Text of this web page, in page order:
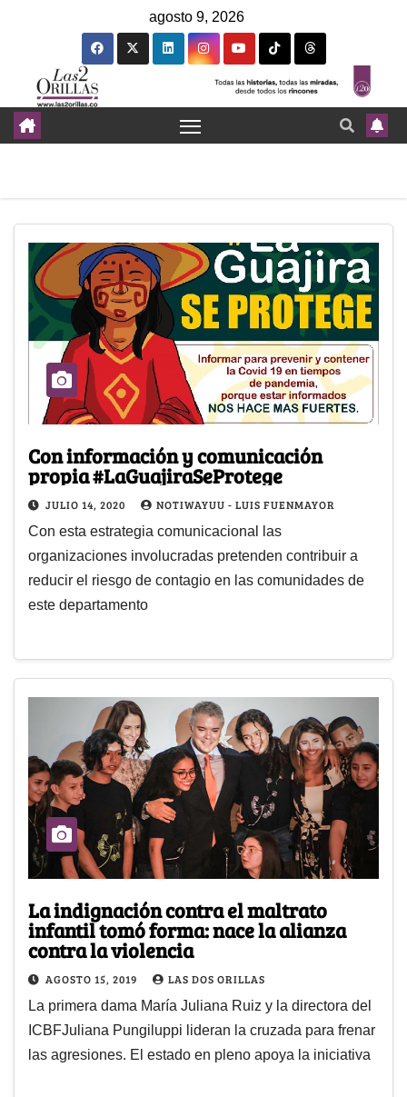
agosto 9, 2026
Con información y comunicación
propia #LaGuajiraSeProtege
JULIO 14, 2020 NOTIWAYUU - LUIS FUENMAYOR
Con esta estrategia comunicacional las
organizaciones involucradas pretenden contribuir a
reducir el riesgo de contagio en las comunidades de
este departamento
La indignación contra el maltrato
infantil tomó forma: nace la alianza
contra la violencia
AGOSTO 15, 2019 LAS DOS ORILLAS
La primera dama María Juliana Ruiz y la directora del
ICBFJuliana Pungiluppi lideran la cruzada para frenar
las agresiones. El estado en pleno apoya la iniciativa